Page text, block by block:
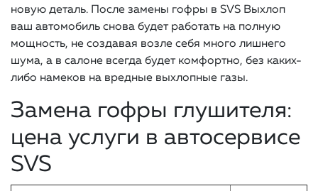
новую деталь. После замены гофры в SVS Выхлоп
ваш автомобиль снова будет работать на полную
мощность, не создавая возле себя много лишнего
шума, а в салоне всегда будет комфортно, без каких-
либо намеков на вредные выхлопные газы.
Замена гофры глушителя:
цена услуги в автосервисе
SVS